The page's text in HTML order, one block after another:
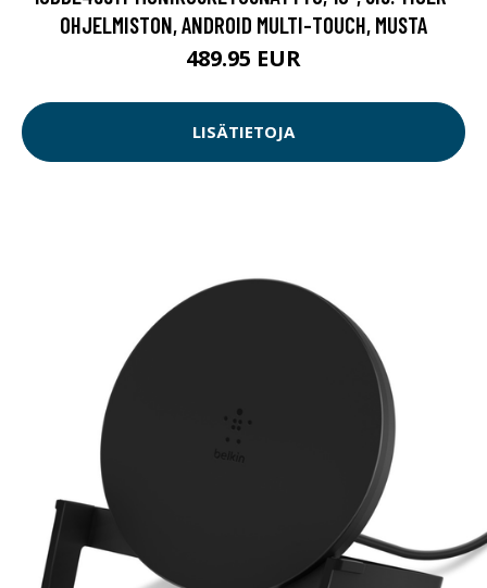
OHJELMISTON, ANDROID MULTI-TOUCH, MUSTA
489.95 EUR
LISÄTIETOJA